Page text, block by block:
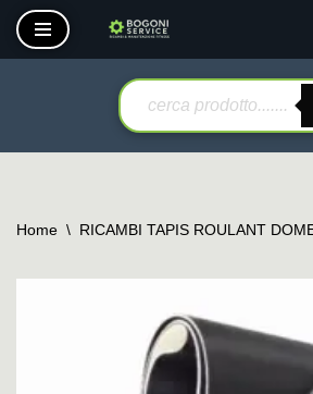
Vai
Home \ RICAMBI TAPIS ROULANT